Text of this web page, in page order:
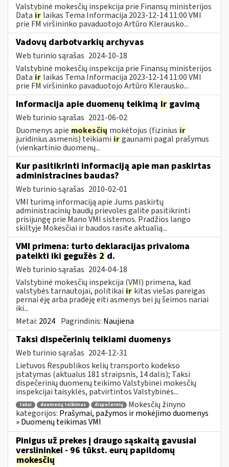
Valstybinė mokesčių inspekcija prie Finansų ministerijos
Data ir laikas Tema Informacija 2023-12-14 11:00 VMI
prie FM viršininko pavaduotojo Artūro Klerausko...
Vadovų darbotvarkių archyvas
Web turinio sąrašas 2024-10-18
Valstybinė mokesčių inspekcija prie Finansų ministerijos
Data ir laikas Tema Informacija 2023-12-14 11:00 VMI
prie FM viršininko pavaduotojo Artūro Klerausko...
Informacija apie duomenų teikimą ir gavimą
Web turinio sąrašas 2021-06-02
Duomenys apie mokesčių mokėtojus (fizinius ir
juridinius asmenis) teikiami irgaunami pagal prašymus
(vienkartinio duomenų...
Kur pasitikrinti informaciją apie man paskirtas
administracines baudas?
Web turinio sąrašas 2010-02-01
VMI turimą informaciją apie Jums paskirtų
administracinių baudų prievoles galite pasitikrinti
prisijungę prie Mano VMI sistemos. Pradžios lango
skiltyje Mokesčiai ir baudos rasite aktualią...
VMI primena: turto deklaracijas privaloma
pateikti iki gegužės 2 d.
Web turinio sąrašas 2024-04-18
Valstybinė mokesčių inspekcija (VMI) primena, kad
valstybės tarnautojai, politikai ir kitas viešas pareigas
pernai ėję arba pradėję eiti asmenys bei jų šeimos nariai
iki...
Metai: 2024 Pagrindinis: Naujiena
Taksi dispečerinių teikiami duomenys
Web turinio sąrašas 2024-12-31
Lietuvos Respublikos kelių transporto kodekso
įstatymas (aktualus 181 straipsnis, 14 dalis); Taksi
dispečerinių duomenų teikimo Valstybinei mokesčių
inspekcijai taisyklės, patvirtintos Valstybinės...
taksi duomenų teikimas dispečernių
Mokesčių žinyno
kategorijos: Prašymai, pažymos ir mokėjimo duomenys
» Duomenų teikimas VMI
Pinigus už prekes į draugo sąskaitą gavusiai
verslininkei - 96 tūkst. eurų papildomų
mokesčių